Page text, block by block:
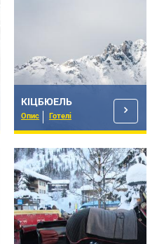
КІЦБЮЕЛЬ
Опис Готелі